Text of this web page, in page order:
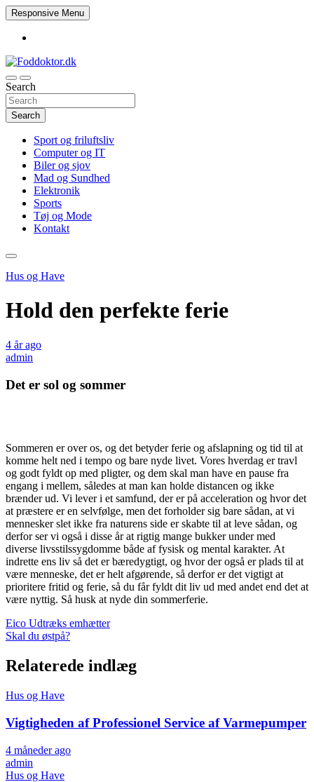
Skip
to
content
Responsive Menu
Foddoktor.dk
Search
Search
Sport og friluftsliv
Computer og IT
Biler og sjov
Mad og Sundhed
Elektronik
Sports
Tøj og Mode
Kontakt
Hus og Have
Hold den perfekte ferie
4 år ago
admin
Det er sol og sommer
Sommeren er over os, og det betyder ferie og afslapning og tid til at
komme helt ned i tempo og bare nyde livet. Vores hverdag er travl
og godt fyldt op med pligter, og dem skal man have en pause fra
engang i mellem, således at man kan holde distancen og ikke
brænder ud. Vi lever i et samfund, der er på acceleration og hvor det
at præstere er en selvfølge, men det forholder sig bare sådan, at vi
mennesker slet ikke fra naturens side er skabte til at leve sådan, og
derfor ser vi også i disse år at rigtig mange bukker under med
diverse livsstilssygdomme både af fysisk og mental karakter. At
indrette ens liv så det er bæredygtigt, og hvor der også er plads til at
være menneske, det er helt afgørende, så derfor er det vigtigt at
prioritere fritid og ferie, så du får fyldt dit liv ud med andet end det at
være nyttig. Så husk at nyde din sommerferie.
Indlægsnavigation
Eico Udtræks emhætter
Skal du østpå?
Relaterede indlæg
Hus og Have
Vigtigheden af Professionel Service af Varmepumper
4 måneder ago
admin
Hus og Have